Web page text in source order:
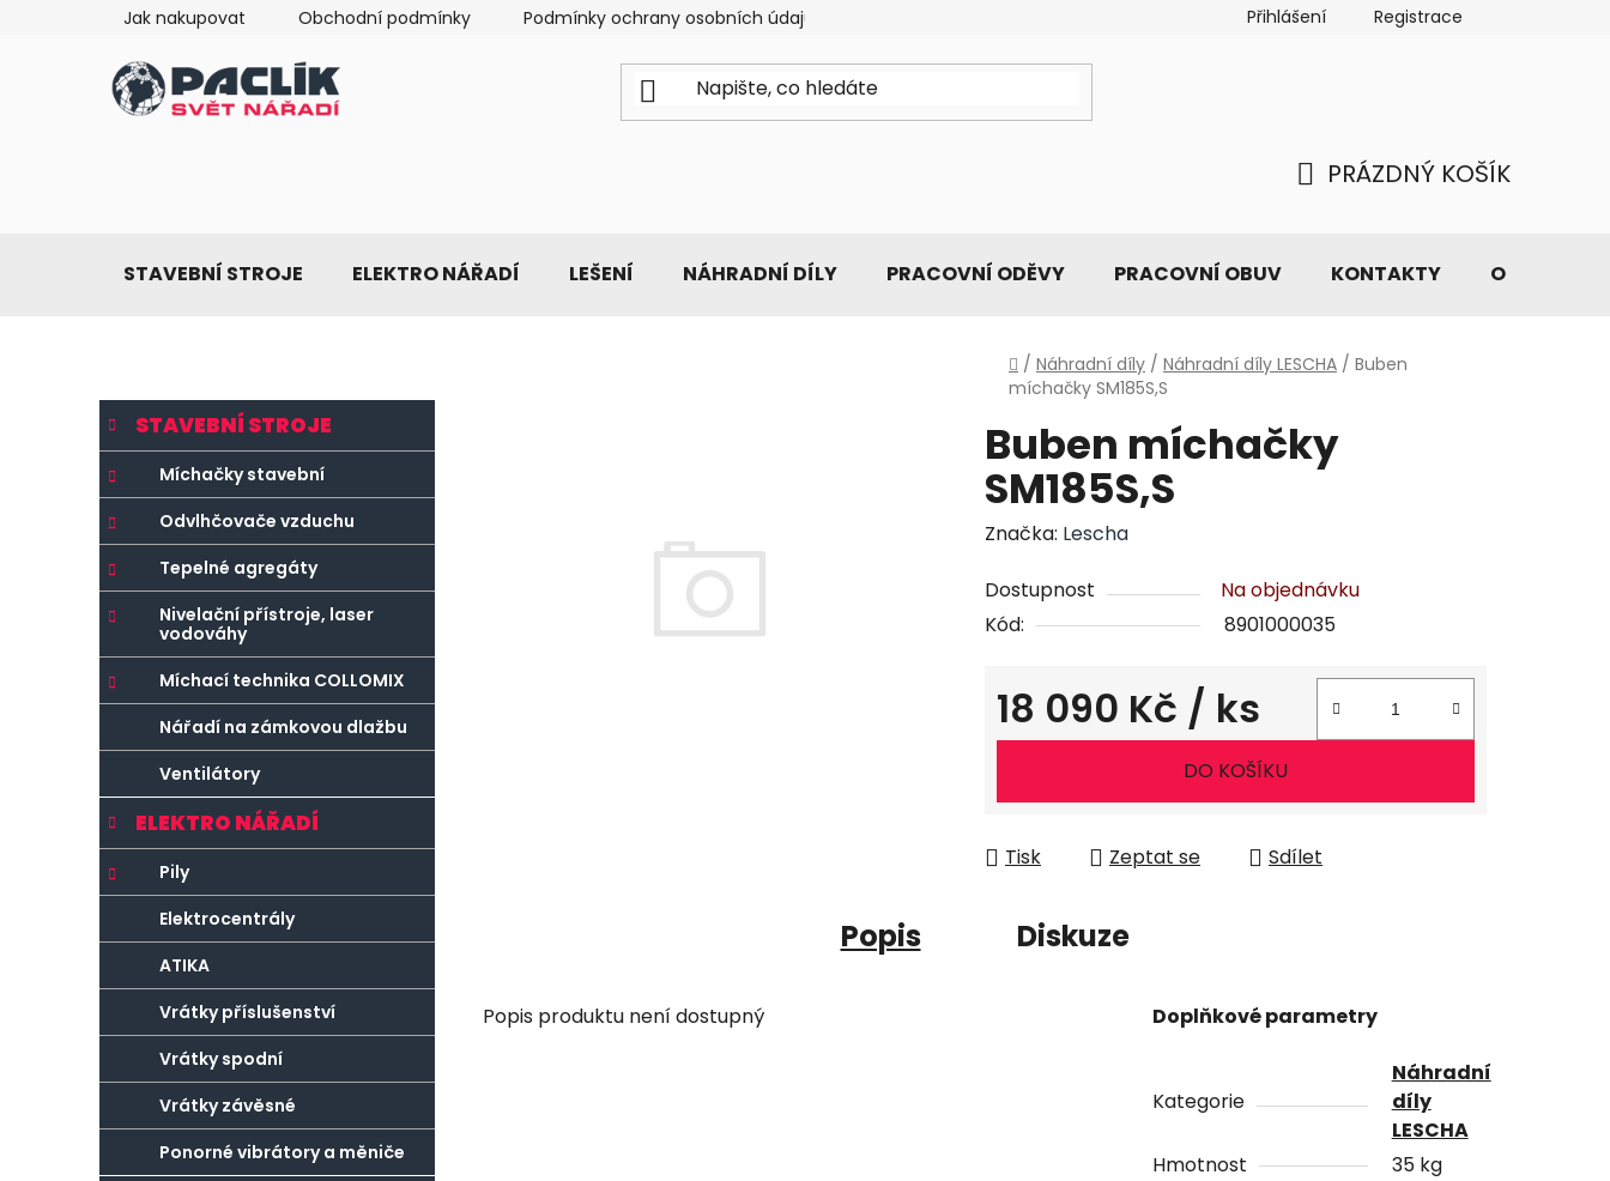
Jak nakupovat Obchodní podmínky Podmínky ochrany osobních údajů Přihlášení Registrace
KOŠÍK
PRÁZDNÝ KOŠÍK
STAVEBNÍ STROJE ELEKTRO NÁŘADÍ LEŠENÍ NÁHRADNÍ DÍLY PRACOVNÍ ODĚVY PRACOVNÍ OBUV KONTAKTY O NÁS
Domů
/ Náhradní díly / Náhradní díly LESCHA / Buben
míchačky SM185S,S
P
o
s
t
r
a
n
n
í
p
n
e
Přeskočit
kategorie
K
a
e
g
o
i
e
STAVEBNÍ STROJE
Míchačky stavební
Odvlhčovače vzduchu
Tepelné agregáty
Nivelační přístroje, laser
vodováhy
Míchací technika COLLOMIX
Nářadí na zámkovou dlažbu
Ventilátory
ELEKTRO NÁŘADÍ
Pily
Elektrocentrály
ATIKA
Vrátky příslušenství
Vrátky spodní
Vrátky závěsné
Ponorné vibrátory a měniče
Buben míchačky
SM185S,S
Značka: Lescha
Dostupnost
Na objednávku
Kód:
8901000035
18 090 Kč / ks
Měrná cena:
DO KOŠÍKU
Tisk Zeptat se Sdílet
Popis Diskuze
Popis produktu není dostupný Doplňkové parametry
Kategorie
Náhradní
díly
LESCHA
Hmotnost
35 kg